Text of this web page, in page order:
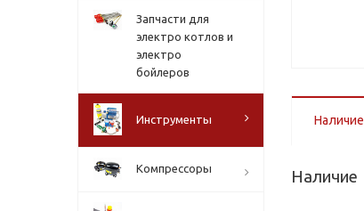
Наличие
Наличие
Запчасти для
электро котлов и
электро
бойлеров
Инструменты
Компрессоры